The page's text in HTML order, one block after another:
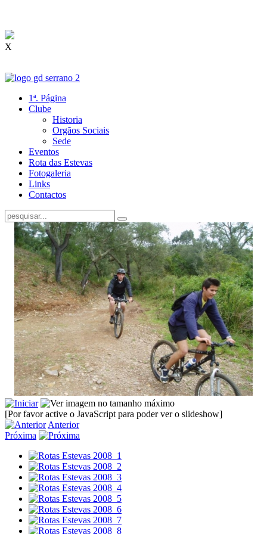
X
1ª. Página
Clube
Historia
Orgãos Sociais
Sede
Eventos
Rota das Estevas
Fotogaleria
Links
Contactos
[Por favor active o JavaScript para poder ver o slideshow]
Anterior
Próxima